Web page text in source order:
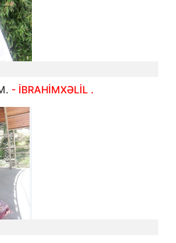
- İBRAHİMXƏLİL .